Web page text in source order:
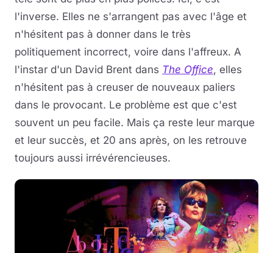
l'inverse. Elles ne s'arrangent pas avec l'âge et
n'hésitent pas à donner dans le très
politiquement incorrect, voire dans l'affreux. A
l'instar d'un David Brent dans The Office, elles
n'hésitent pas à creuser de nouveaux paliers
dans le provocant. Le problème est que c'est
souvent un peu facile. Mais ça reste leur marque
et leur succès, et 20 ans après, on les retrouve
toujours aussi irrévérencieuses.